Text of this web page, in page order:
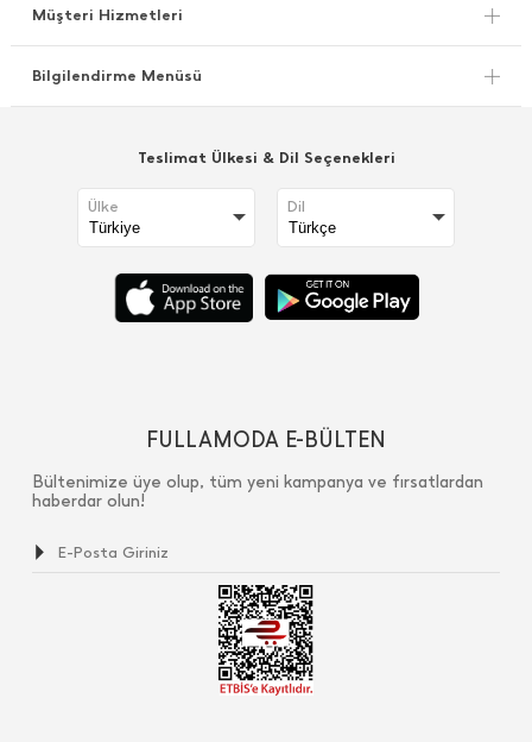
Müşteri Hizmetleri
Bilgilendirme Menüsü
Teslimat Ülkesi & Dil Seçenekleri
Ülke Dil
FULLAMODA E-BÜLTEN
Bültenimize üye olup, tüm yeni kampanya ve fırsatlardan
haberdar olun!